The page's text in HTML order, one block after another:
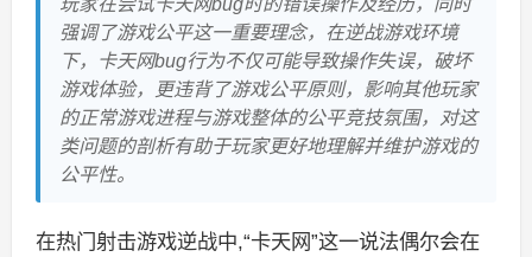
强调了游戏公平这一重要理念，在逆战游戏环境
下，卡天网bug行为不仅可能导致操作失误，破坏
游戏体验，更违背了游戏公平原则，影响其他玩家
的正常游戏进程与游戏整体的公平竞技氛围，对这
类问题的剖析有助于玩家更好地理解并维护游戏的
公平性。
在热门射击游戏逆战中,“卡天网”这一说法偶尔会在